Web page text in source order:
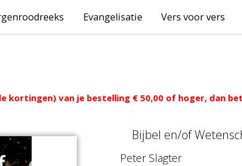
Evangelisatie Vers voor vers
van je bestelling € 50,00 of hoger, dan
Bijbel en/of
Peter Slagter